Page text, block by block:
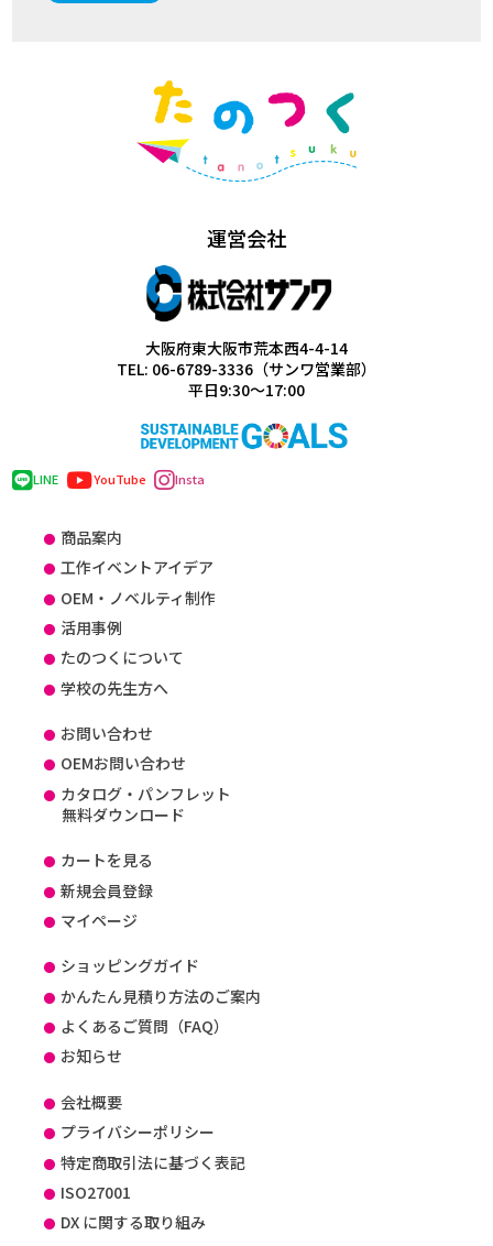
運営会社
大阪府東大阪市荒本西4-4-14
TEL: 06-6789-3336（サンワ営業部）
平日9:30～17:00
LINE YouTube Insta
商品案内
工作イベントアイデア
OEM・ノベルティ制作
活用事例
たのつくについて
学校の先生方へ
お問い合わせ
OEMお問い合わせ
カタログ・パンフレット
無料ダウンロード
カートを見る
新規会員登録
マイページ
ショッピングガイド
かんたん見積り方法のご案内
よくあるご質問（FAQ）
お知らせ
会社概要
プライバシーポリシー
特定商取引法に基づく表記
ISO27001
DX に関する取り組み